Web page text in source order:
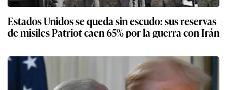
Estados Unidos se queda sin escudo: sus reservas
de misiles Patriot caen 65% por la guerra con Irán